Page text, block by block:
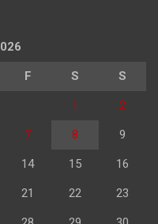
F S S
1 2
7 8 9
14 15 16
21 22 23